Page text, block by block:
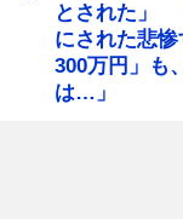
とされた」
にされた悲
300万円」も
は…」